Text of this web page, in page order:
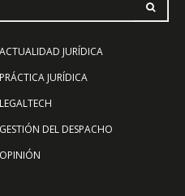
ACTUALIDAD JURÍDICA
PRÁCTICA JURÍDICA
LEGALTECH
GESTIÓN DEL DESPACHO
OPINIÓN